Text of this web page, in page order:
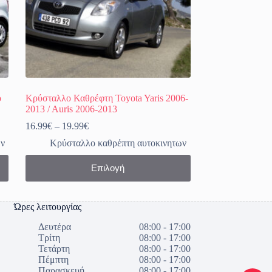
Κρύσταλλο Καθρέφτη Toyota Yaris 2006-
2013 / Auris 2006-2013
16.99€ – 19.99€Price
16.99€
through
19.99€
Κρύσταλλο καθρέπτη αυτοκινητων
Επιλογή
Αυτό
προϊόν
πολλαπλές
παραλλαγές.
επιλογές
μπορούν
επιλεγούν
Ώρες λειτουργίας
Δευτέρα
08:00 - 17:00
Τρίτη
08:00 - 17:00
Τετάρτη
08:00 - 17:00
Πέμπτη
08:00 - 17:00